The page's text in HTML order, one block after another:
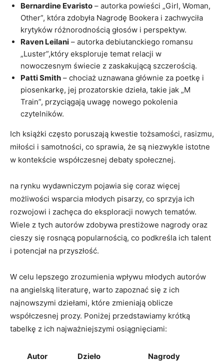
Bernardine Evaristo – autorka powieści „Girl, Woman,
Other”, która zdobyła Nagrodę Bookera i zachwyciła
krytyków różnorodnością głosów i perspektyw.
Raven Leilani – autorka debiutanckiego romansu
„Luster”,który eksploruje temat relacji w
nowoczesnym świecie z zaskakującą szczerością.
Patti Smith – chociaż uznawana głównie za poetkę i
piosenkarkę, jej prozatorskie dzieła, takie jak „M
Train”, przyciągają uwagę nowego pokolenia
czytelników.
Ich książki często poruszają kwestie tożsamości, rasizmu,
miłości i samotności, co sprawia, że są niezwykle istotne
w kontekście współczesnej debaty społecznej.
na rynku wydawniczym pojawia się coraz więcej
możliwości wsparcia młodych pisarzy, co sprzyja ich
rozwojowi i zachęca do eksploracji nowych tematów.
Wiele z tych autorów zdobywa prestiżowe nagrody oraz
cieszy się rosnącą popularnością, co podkreśla ich talent
i potencjał na przyszłość.
W celu lepszego zrozumienia wpływu młodych autorów
na angielską literaturę, warto zapoznać się z ich
najnowszymi dziełami, które zmieniają oblicze
współczesnej prozy. Poniżej przedstawiamy krótką
tabelkę z ich najważniejszymi osiągnięciami:
Autor Dzieło
Nagrody